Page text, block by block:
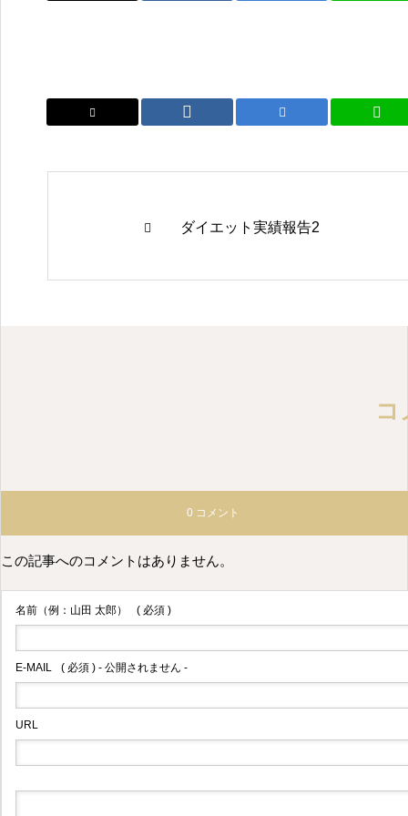
ダイエット実績報告2
コ
0 コメント
この記事へのコメントはありません。
名前（例：山田 太郎） ( 必須 )
E-MAIL ( 必須 ) - 公開されません -
URL